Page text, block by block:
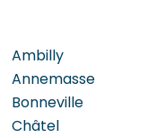
Ambilly
Annemasse
Bonneville
Châtel